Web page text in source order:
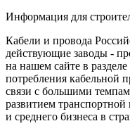
Информация для
Кабели и провода
действующие заводы -
на нашем сайте в
потребления кабельной
связи с большими
развитием
и среднего бизнеса в